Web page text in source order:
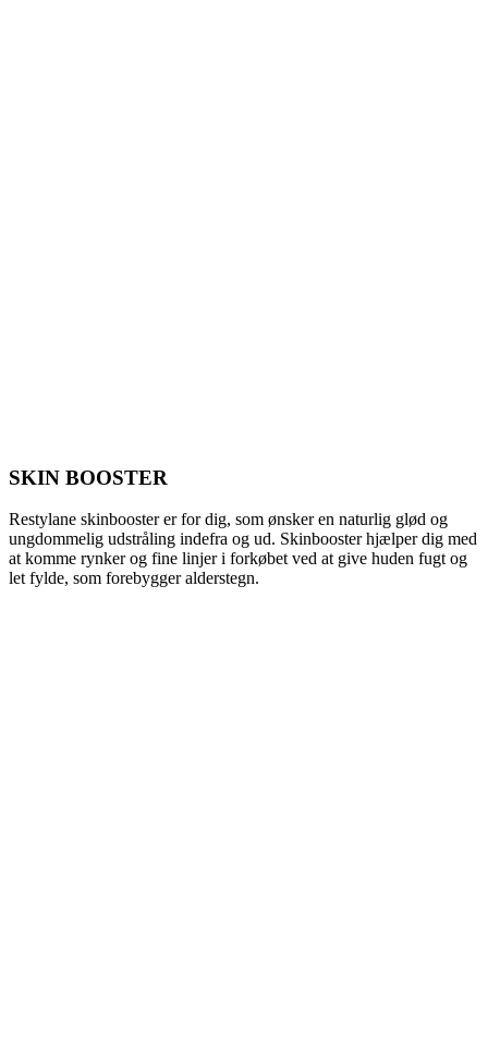
SKIN BOOSTER
Restylane skinbooster er for dig, som ønsker en naturlig glød og
ungdommelig udstråling indefra og ud. Skinbooster hjælper dig med
at komme rynker og fine linjer i forkøbet ved at give huden fugt og
let fylde, som forebygger alderstegn.